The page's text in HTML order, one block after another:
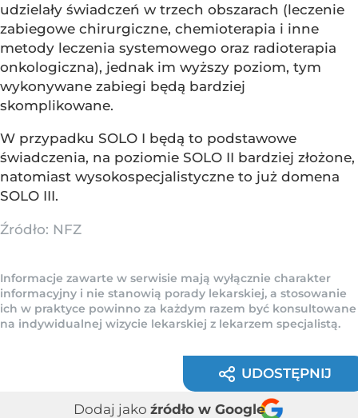
udzielały świadczeń w trzech obszarach (leczenie
zabiegowe chirurgiczne, chemioterapia i inne
metody leczenia systemowego oraz radioterapia
onkologiczna), jednak im wyższy poziom, tym
wykonywane zabiegi będą bardziej
skomplikowane.
W przypadku SOLO I będą to podstawowe
świadczenia, na poziomie SOLO II bardziej złożone,
natomiast wysokospecjalistyczne to już domena
SOLO III.
Źródło: NFZ
Informacje zawarte w serwisie mają wyłącznie charakter
informacyjny i nie stanowią porady lekarskiej, a stosowanie
ich w praktyce powinno za każdym razem być konsultowane
na indywidualnej wizycie lekarskiej z lekarzem specjalistą.
UDOSTĘPNIJ
Dodaj jako źródło w Google